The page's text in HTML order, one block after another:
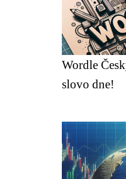
Wordle
slovo dne!